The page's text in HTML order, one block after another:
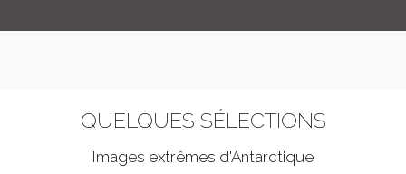
QUELQUES SÉLECTIONS
Images extrêmes d'Antarctique